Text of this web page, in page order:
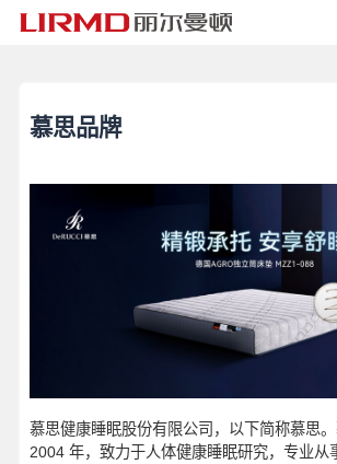
慕思品牌
慕思健康睡眠股份有限公司，以下简称慕思
2004 年，致力于人体健康睡眠研究，专业从